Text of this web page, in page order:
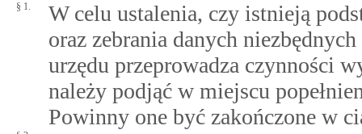
§ 1.
W celu ustalenia, czy istnieją
oraz zebrania danych
urzędu przeprowadza czynności
należy podjąć w miejscu
Powinny one być zakończone w